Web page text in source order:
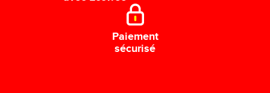
Paiement
sécurisé